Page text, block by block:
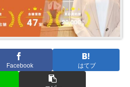
Facebook はてブ